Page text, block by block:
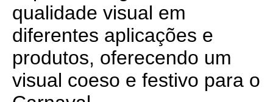
qualidade visual em
diferentes aplicações e
produtos, oferecendo um
visual coeso e festivo para o